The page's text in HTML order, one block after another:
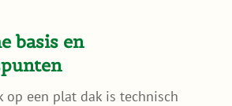
basis en
op een plat dak is technisch